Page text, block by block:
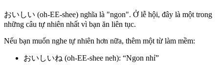
おいしい (oh-EE-shee) nghĩa là "ngon". Ở lễ hội, đây là một trong
những câu tự nhiên nhất vì bạn ăn liên tục.
Nếu bạn muốn nghe tự nhiên hơn nữa, thêm một từ làm mềm:
おいしいね (oh-EE-shee neh): “Ngon nhỉ”